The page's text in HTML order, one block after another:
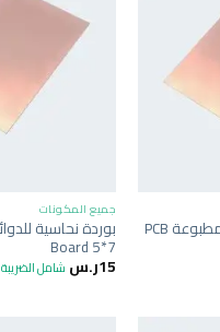
بوردة نحاسية للدوائر المطبوعة PCB
جميع المكونات
Board 5*7
15ر.س شامل الضريبة